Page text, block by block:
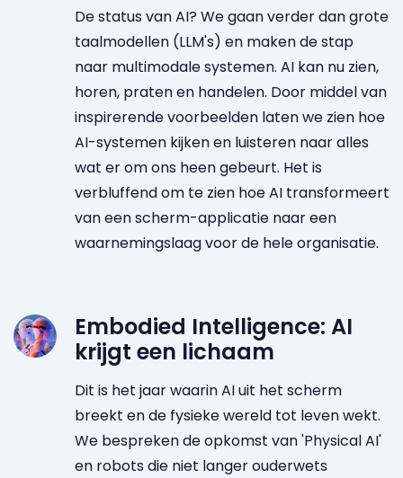
De status van AI? We gaan verder dan grote
taalmodellen (LLM's) en maken de stap
naar multimodale systemen. AI kan nu zien,
horen, praten en handelen. Door middel van
inspirerende voorbeelden laten we zien hoe
AI-systemen kijken en luisteren naar alles
wat er om ons heen gebeurt. Het is
verbluffend om te zien hoe AI transformeert
van een scherm-applicatie naar een
waarnemingslaag voor de hele organisatie.
Embodied Intelligence: AI
krijgt een lichaam
Dit is het jaar waarin AI uit het scherm
breekt en de fysieke wereld tot leven wekt.
We bespreken de opkomst van 'Physical AI'
en robots die niet langer ouderwets